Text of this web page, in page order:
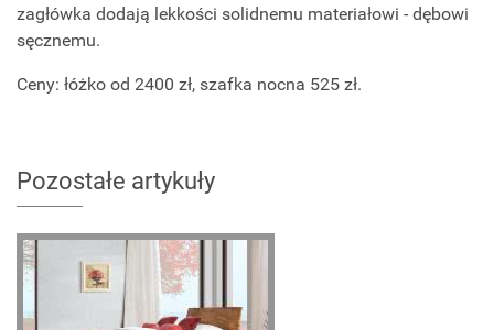
zagłówka dodają lekkości solidnemu materiałowi - dębowi
sęcznemu.
Ceny: łóżko od 2400 zł, szafka nocna 525 zł.
Pozostałe artykuły